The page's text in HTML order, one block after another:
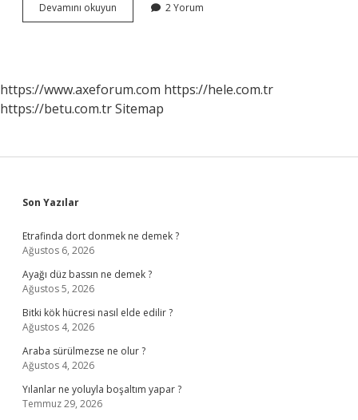
Devamını okuyun
Aylık
2 Yorum
https://www.axeforum.com https://hele.com.tr
https://betu.com.trSitemap
Sidebar
Son Yazılar
Etrafinda dort donmek ne demek ?
Ağustos 6, 2026
Ayağı düz bassın ne demek ?
Ağustos 5, 2026
Bitki kök hücresi nasıl elde edilir ?
Ağustos 4, 2026
Araba sürülmezse ne olur ?
Ağustos 4, 2026
Yılanlar ne yoluyla boşaltım yapar ?
Temmuz 29, 2026